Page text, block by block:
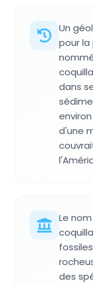
Un
pour la
dans
d'une
Le
des